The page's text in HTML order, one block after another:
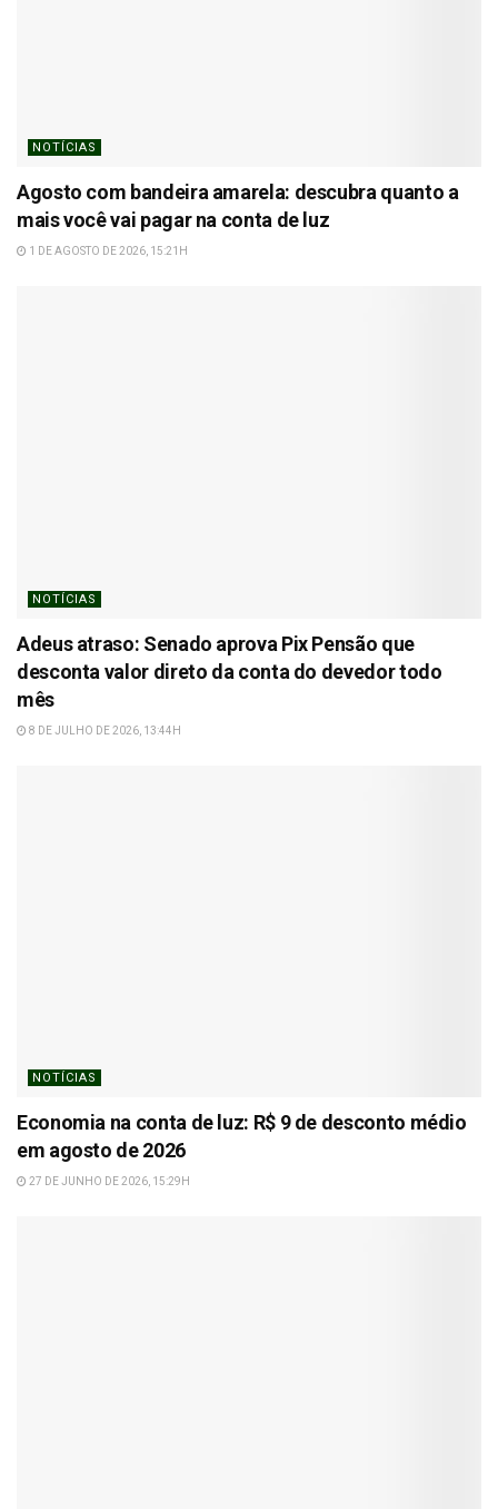
NOTÍCIAS
Agosto com bandeira amarela: descubra quanto a
mais você vai pagar na conta de luz
1 DE AGOSTO DE 2026, 15:21H
NOTÍCIAS
Adeus atraso: Senado aprova Pix Pensão que
desconta valor direto da conta do devedor todo
mês
8 DE JULHO DE 2026, 13:44H
NOTÍCIAS
Economia na conta de luz: R$ 9 de desconto médio
em agosto de 2026
27 DE JUNHO DE 2026, 15:29H